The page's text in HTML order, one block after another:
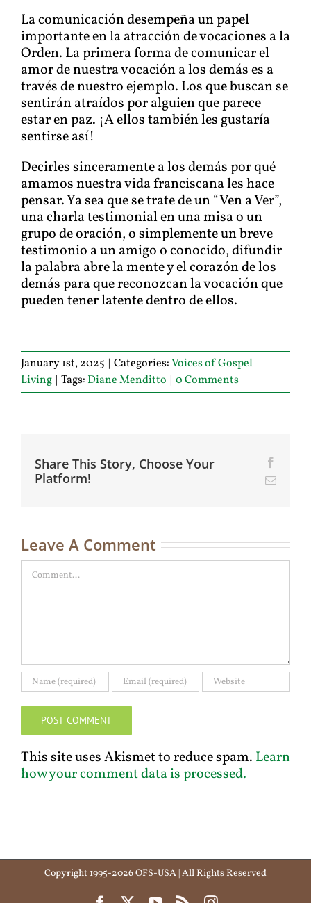
La comunicación desempeña un papel
importante en la atracción de vocaciones a la
Orden. La primera forma de comunicar el
amor de nuestra vocación a los demás es a
través de nuestro ejemplo. Los que buscan se
sentirán atraídos por alguien que parece
estar en paz. ¡A ellos también les gustaría
sentirse así!
Decirles sinceramente a los demás por qué
amamos nuestra vida franciscana les hace
pensar. Ya sea que se trate de un “Ven a Ver”,
una charla testimonial en una misa o un
grupo de oración, o simplemente un breve
testimonio a un amigo o conocido, difundir
la palabra abre la mente y el corazón de los
demás para que reconozcan la vocación que
pueden tener latente dentro de ellos.
January 1st, 2025 | Categories:Voices of Gospel
Living | Tags: Diane Menditto | 0 Comments
Share This Story, Choose Your
Platform!
Email
Leave A Comment
Comment
This site uses Akismet to reduce spam. Learn
how your comment data is processed.
Copyright 1995-2026 OFS-USA | All Rights Reserved